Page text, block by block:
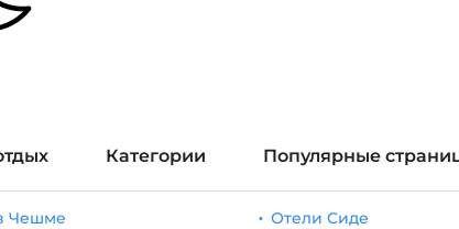
Категории Популярные
Чешме Отели Сиде